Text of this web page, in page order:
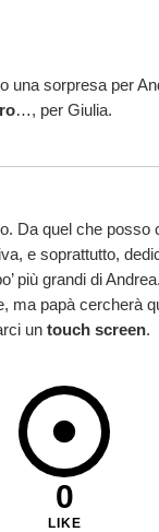
una sorpresa per
…, per Giulia.
Da quel che posso
e soprattutto,
più grandi di
ma papà cercherà
un touch screen.
0
LIKE